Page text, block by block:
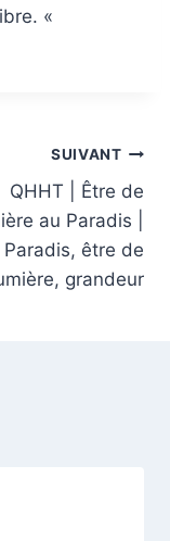
«
SUIVANT
QHHT | Être de
au Paradis |
Paradis, être de
grandeur